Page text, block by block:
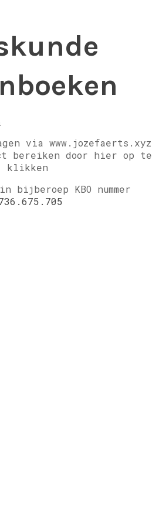
via www.jozefaerts.xyz
bereiken door hier op te
klikken
bijberoep KBO nummer